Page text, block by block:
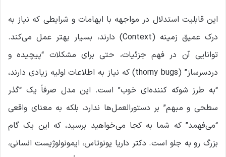
این قابلیت استدلال در مواجهه با ابهامات و شرایطی که نیاز به
درک عمیق زمینه (Context) دارند، بسیار بهتر عمل می‌کند.
توانایی آن در فهم جزئیات، حتی برای مشکلات “پیچیده و
دردسرساز” (thorny bugs) که نیاز به اطلاعات اولیه زیادی دارند،
“به طرز شوکه کننده‌ای خوب” است. این مدل صرفاً یک “گذر
سطحی و مبهم” بر دستورالعمل‌ها ندارد، بلکه به معنای واقعی
“می‌فهمد” که شما به کجا می‌خواهید برسید، که این یک گام
بزرگ رو به جلو است. دکتر داریا یونوتاس، ایمونولوژیست انسانی،